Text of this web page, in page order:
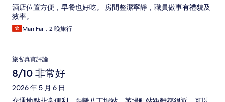
酒店位置方便，早餐也好吃。 房間整潔寜靜，職員做事有禮貌及
效率。
Man Fai，2 晚旅行
旅客真實評論
8/10 非常好
2026 年 5 月 6 日